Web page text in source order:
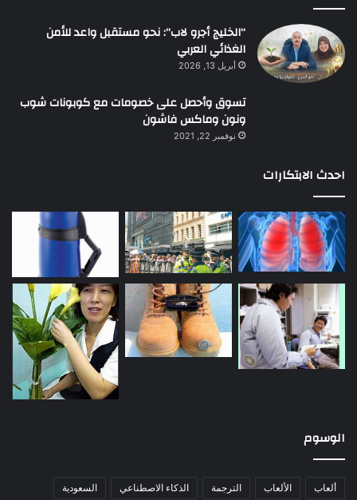
“الخليج أجرو لاب”: نحو مستقبل واعد للأمن
الغذائي العربي
أبريل 13, 2026
تسوق وأحصل على خصومات مع كوبونات شوب
ونون وماكس فاشون
نوفمبر 22, 2021
احدث الابتكارات
الوسوم
ألعاب الألعاب الترجمة الذكاء الاصطناعي السعودية